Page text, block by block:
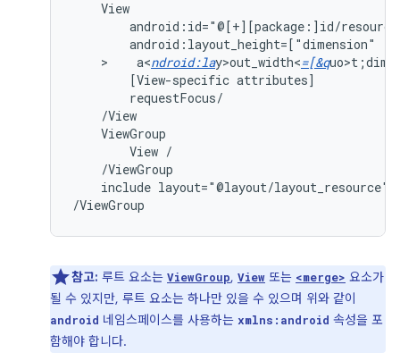
android:id="@[+][package:]id/
android:layout_height=["dimension"
>    a<ndroid:lay>out_width<=[&q
[View-specific attributes]
ViewGroup
View
include layout="@layout/layout_resource"/
/ViewGroup
참고: 루트 요소는 ViewGroup, View 또는 <merge> 요소가
될 수 있지만, 루트 요소는 하나만 있을 수 있으며 위와 같이
android 네임스페이스를 사용하는 xmlns:android 속성을 포
함해야 합니다.